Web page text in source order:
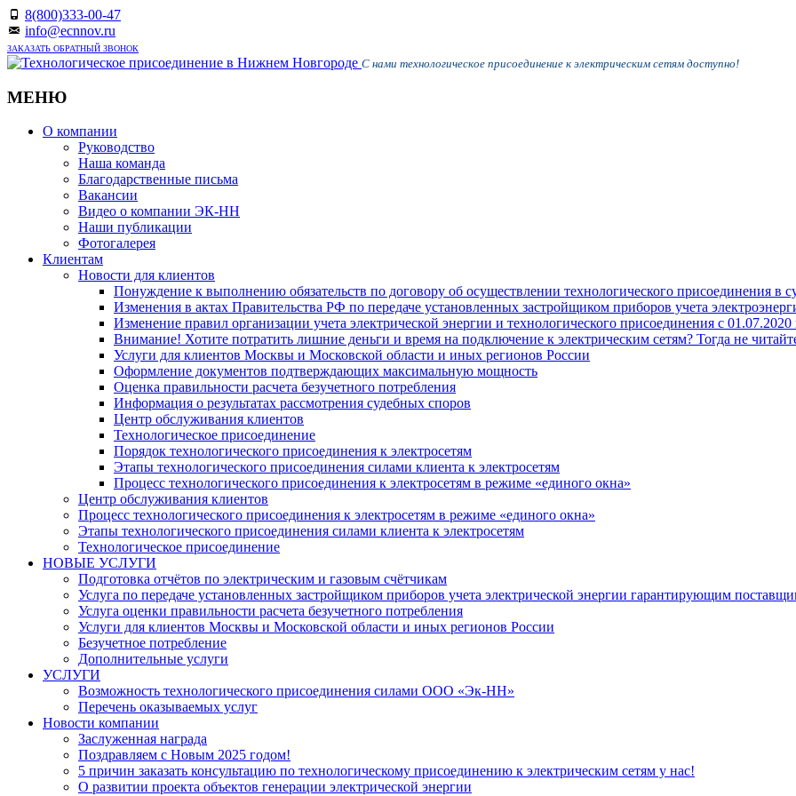
8(800)333-00-47
info@ecnnov.ru
ЗАКАЗАТЬ ОБРАТНЫЙ ЗВОНОК
С нами технологическое присоединение к электрическим сетям доступно!
МЕНЮ
Skip
О компании
Руководство
Наша команда
Благодарственные письма
Вакансии
Видео о компании ЭК-НН
Наши публикации
Фотогалерея
Клиентам
Новости для клиентов
Понуждение к выполнению обязательств по договору об осуществлении технологического присоединения в
Изменения в актах Правительства РФ по передаче установленных застройщиком приборов учета
Изменение правил организации учета электрической энергии и технологического присоединения с 01.07.2020
Внимание! Хотите потратить лишние деньги и время на подключение к электрическим сетям? Тогда не
Услуги для клиентов Москвы и Московской области и иных регионов России
Оформление документов подтверждающих максимальную мощность
Oценка правильности расчета безучетного потребления
Информация о результатах рассмотрения судебных споров
Центр обслуживания клиентов
Технологическое присоединение
Порядок технологического присоединения к электросетям
Этапы технологического присоединения силами клиента к электросетям
Процесс технологического присоединения к электросетям в режиме «единого окна»
Центр обслуживания клиентов
Процесс технологического присоединения к электросетям в режиме «единого окна»
Этапы технологического присоединения силами клиента к электросетям
Технологическое присоединение
НОВЫЕ УСЛУГИ
Подготовка отчётов по электрическим и газовым счётчикам
Услуга по передаче установленных застройщиком приборов учета электрической энергии гарантирующим
Услуга оценки правильности расчета безучетного потребления
Услуги для клиентов Москвы и Московской области и иных регионов России
Безучетное потребление
Дополнительные услуги
УСЛУГИ
​Возможность технологического присоединения силами ООО «Эк-НН»
Перечень оказываемых услуг
Новости компании
Заслуженная награда
Поздравляем с Новым 2025 годом!
5 причин заказать консультацию по технологическому присоединению к электрическим сетям у нас!
О развитии проекта объектов генерации электрической энергии